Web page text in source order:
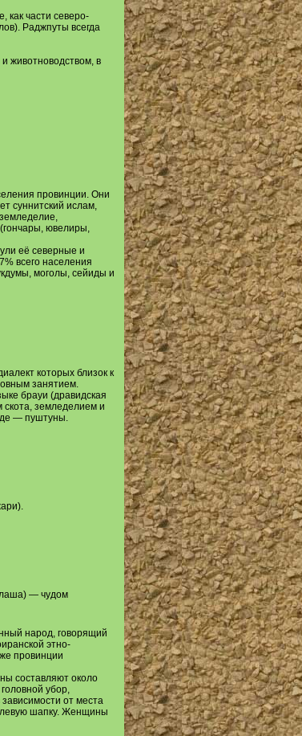
как части северо-
Раджпуты всегда
животноводством, в
провинции. Они
суннитский ислам,
ювелиры,
её северные и
всего населения
моголы, сейиды и
которых близок к
занятием.
брауи (дравидская
скота, земледелием и
— пуштуны.
— чудом
народ, говорящий
этно-
провинции
составляют около
убор,
от места
шапку. Женщины